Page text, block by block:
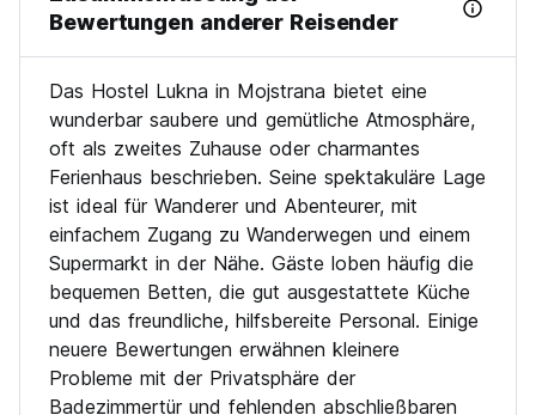
Bewertungen anderer Reisender
Das Hostel Lukna in Mojstrana bietet eine
wunderbar saubere und gemütliche Atmosphäre,
oft als zweites Zuhause oder charmantes
Ferienhaus beschrieben. Seine spektakuläre Lage
ist ideal für Wanderer und Abenteurer, mit
einfachem Zugang zu Wanderwegen und einem
Supermarkt in der Nähe. Gäste loben häufig die
bequemen Betten, die gut ausgestattete Küche
und das freundliche, hilfsbereite Personal. Einige
neuere Bewertungen erwähnen kleinere
Probleme mit der Privatsphäre der
Badezimmertür und fehlenden abschließbaren